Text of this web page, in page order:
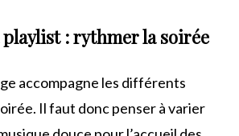
: rythmer la soirée
accompagne les différents
Il faut donc penser à varier